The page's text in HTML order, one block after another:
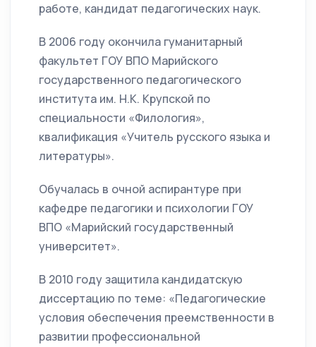
работе, кандидат педагогических наук.
В 2006 году окончила гуманитарный
факультет ГОУ ВПО Марийского
государственного педагогического
института им. Н.К. Крупской по
специальности «Филология»,
квалификация «Учитель русского языка и
литературы».
Обучалась в очной аспирантуре при
кафедре педагогики и психологии ГОУ
ВПО «Марийский государственный
университет».
В 2010 году защитила кандидатскую
диссертацию по теме: «Педагогические
условия обеспечения преемственности в
развитии профессиональной